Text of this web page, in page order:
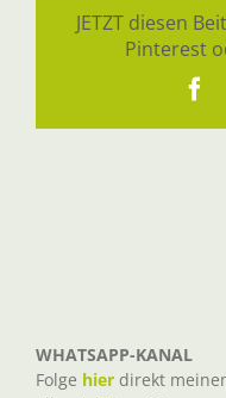
JETZT diesen
Pinterest
WHATSAPP-KANAL
Folge hier direkt